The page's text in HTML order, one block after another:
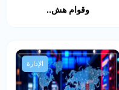
وقوام هش..
الإدارة